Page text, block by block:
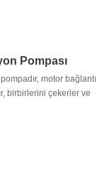
Pompası
motor bağlantı
birbirlerini çekerler ve
yoluyla dönmesi için